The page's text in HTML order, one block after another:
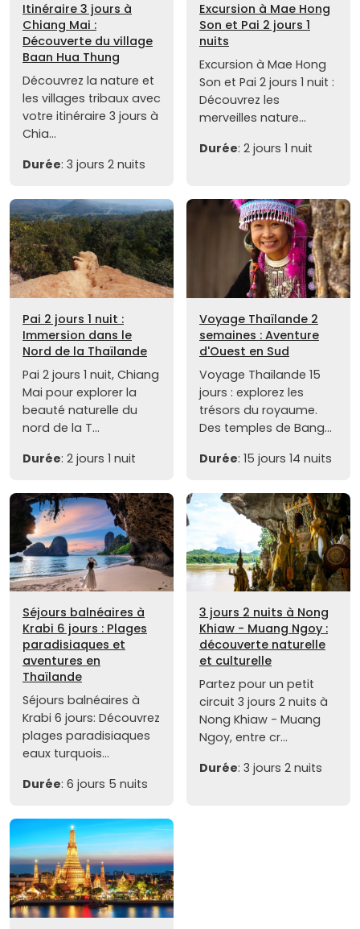
Itinéraire 3 jours à
Chiang Mai :
Découverte du village
Baan Hua Thung
Découvrez la nature et
les villages tribaux avec
votre itinéraire 3 jours à
Chia...
Durée: 3 jours 2 nuits
Excursion à Mae Hong
Son et Pai 2 jours 1
nuits
Excursion à Mae Hong
Son et Pai 2 jours 1 nuit :
Découvrez les
merveilles nature...
Durée: 2 jours 1 nuit
Pai 2 jours 1 nuit :
Immersion dans le
Nord de la Thaïlande
Pai 2 jours 1 nuit, Chiang
Mai pour explorer la
beauté naturelle du
nord de la T...
Durée: 2 jours 1 nuit
Voyage Thaïlande 2
semaines : Aventure
d'Ouest en Sud
Voyage Thaïlande 15
jours : explorez les
trésors du royaume.
Des temples de Bang...
Durée: 15 jours 14 nuits
Séjours balnéaires à
Krabi 6 jours : Plages
paradisiaques et
aventures en
Thaïlande
Séjours balnéaires à
Krabi 6 jours: Découvrez
plages paradisiaques
eaux turquois...
Durée: 6 jours 5 nuits
3 jours 2 nuits à Nong
Khiaw - Muang Ngoy :
découverte naturelle
et culturelle
Partez pour un petit
circuit 3 jours 2 nuits à
Nong Khiaw - Muang
Ngoy, entre cr...
Durée: 3 jours 2 nuits